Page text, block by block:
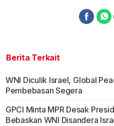
Berita Terkait
WNI Diculik Israel, Global
Pembebasan Segera
GPCI Minta MPR Desak
Bebaskan WNI Disandera